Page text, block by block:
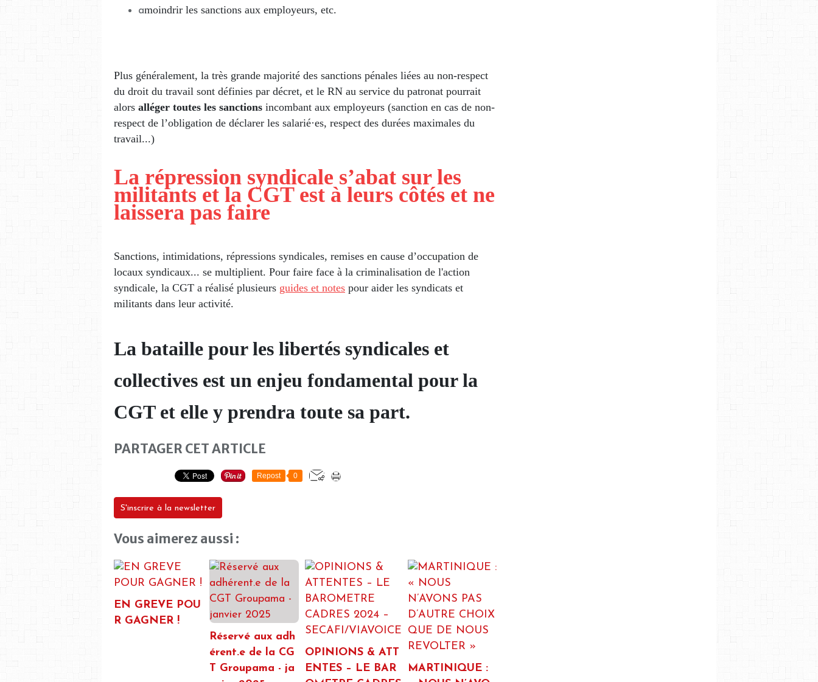
amoindrir les sanctions aux employeurs, etc.
Plus généralement, la très grande majorité des sanctions pénales liées au non-respect
du droit du travail sont définies par décret, et le RN au service du patronat pourrait
alors alléger toutes les sanctions incombant aux employeurs (sanction en cas de non-
respect de l’obligation de déclarer les salarié·es, respect des durées maximales du
travail...)
La répression syndicale s’abat sur les
militants et la CGT est à leurs côtés et ne
laissera pas faire
Sanctions, intimidations, répressions syndicales, remises en cause d’occupation de
locaux syndicaux... se multiplient. Pour faire face à la criminalisation de l'action
syndicale, la CGT a réalisé plusieurs guides et notes pour aider les syndicats et
militants dans leur activité.
La bataille pour les libertés syndicales et
collectives est un enjeu fondamental pour la
CGT et elle y prendra toute sa part.
PARTAGER CET ARTICLE
Repost 0
S'inscrire à la newsletter
Vous aimerez aussi :
EN GREVE POU
R GAGNER !
Réservé aux adh
érent.e de la CG
T Groupama - ja
OPINIONS & ATT
ENTES – LE BAR
MARTINIQUE :